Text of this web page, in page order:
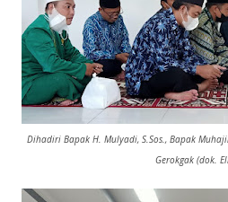
Dihadiri Bapak H. Mulyadi, S.Sos., Bapak
Gerokgak (dok.